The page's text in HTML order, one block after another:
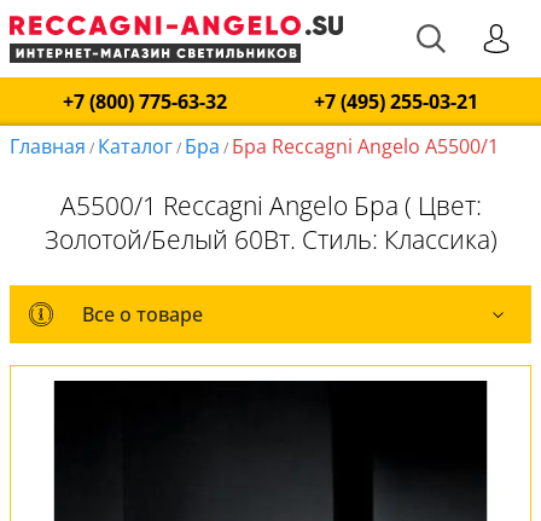
+7 (800) 775-63-32
+7 (495) 255-03-21
Главная / Каталог/ Бра / Бра Reccagni Angelo A5500/1
A5500/1 Reccagni Angelo Бра ( Цвет:
Золотой/Белый 60Вт. Стиль: Классика)
Все о товаре
Все о товаре